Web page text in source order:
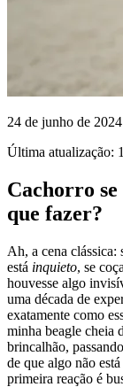
24 de junho de 2024
Última atualização:
Cachorro se
que fazer?
Ah, a cena clássica:
está inquieto, se
houvesse algo
uma década de
exatamente como
minha beagle cheia
brincalhão,
de que algo não
primeira reação é